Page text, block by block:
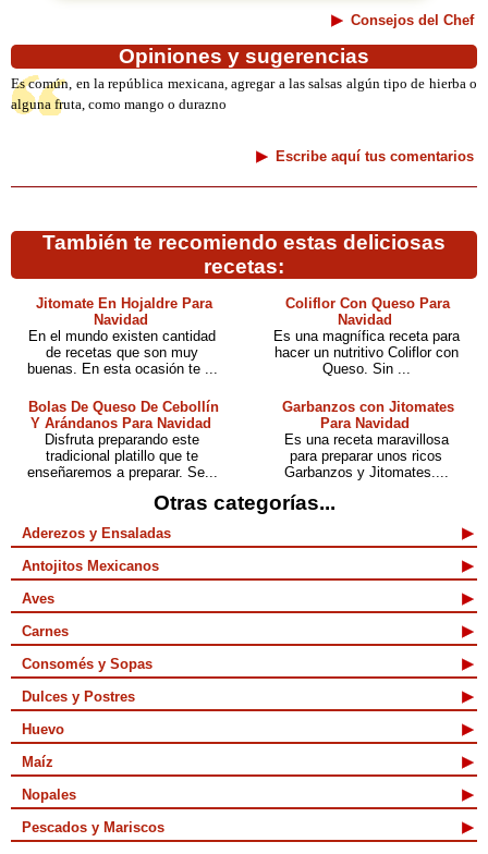
Consejos del Chef
Opiniones y sugerencias
Es común, en la república mexicana, agregar a las salsas algún tipo de hierba o
alguna fruta, como mango o durazno
Escribe aquí tus comentarios
También te recomiendo estas deliciosas
recetas:
Jitomate En Hojaldre Para
Navidad
En el mundo existen cantidad
de recetas que son muy
buenas. En esta ocasión te ...
Coliflor Con Queso Para
Navidad
Es una magnífica receta para
hacer un nutritivo Coliflor con
Queso. Sin ...
Bolas De Queso De Cebollín
Y Arándanos Para Navidad
Disfruta preparando este
tradicional platillo que te
enseñaremos a preparar. Se...
Garbanzos con Jitomates
Para Navidad
Es una receta maravillosa
para preparar unos ricos
Garbanzos y Jitomates....
Otras categorías...
Aderezos y Ensaladas
Antojitos Mexicanos
Aves
Carnes
Consomés y Sopas
Dulces y Postres
Huevo
Maíz
Nopales
Pescados y Mariscos